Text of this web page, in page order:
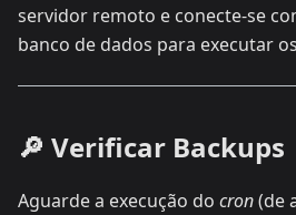
servidor remoto e conecte-se
banco de dados para executar
🔎 Verificar Backups
Aguarde a execução do cron(de